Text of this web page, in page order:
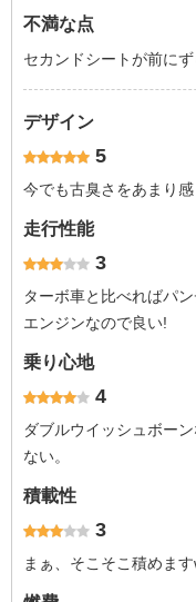
不満な点
セカンドシートが前に
デザイン
5
今でも古臭さをあまり感
走行性能
3
ターボ車と比べればパ
エンジンなので良い!
乗り心地
4
ダブルウイッシュボー
ない。
積載性
3
まぁ、そこそこ積めま